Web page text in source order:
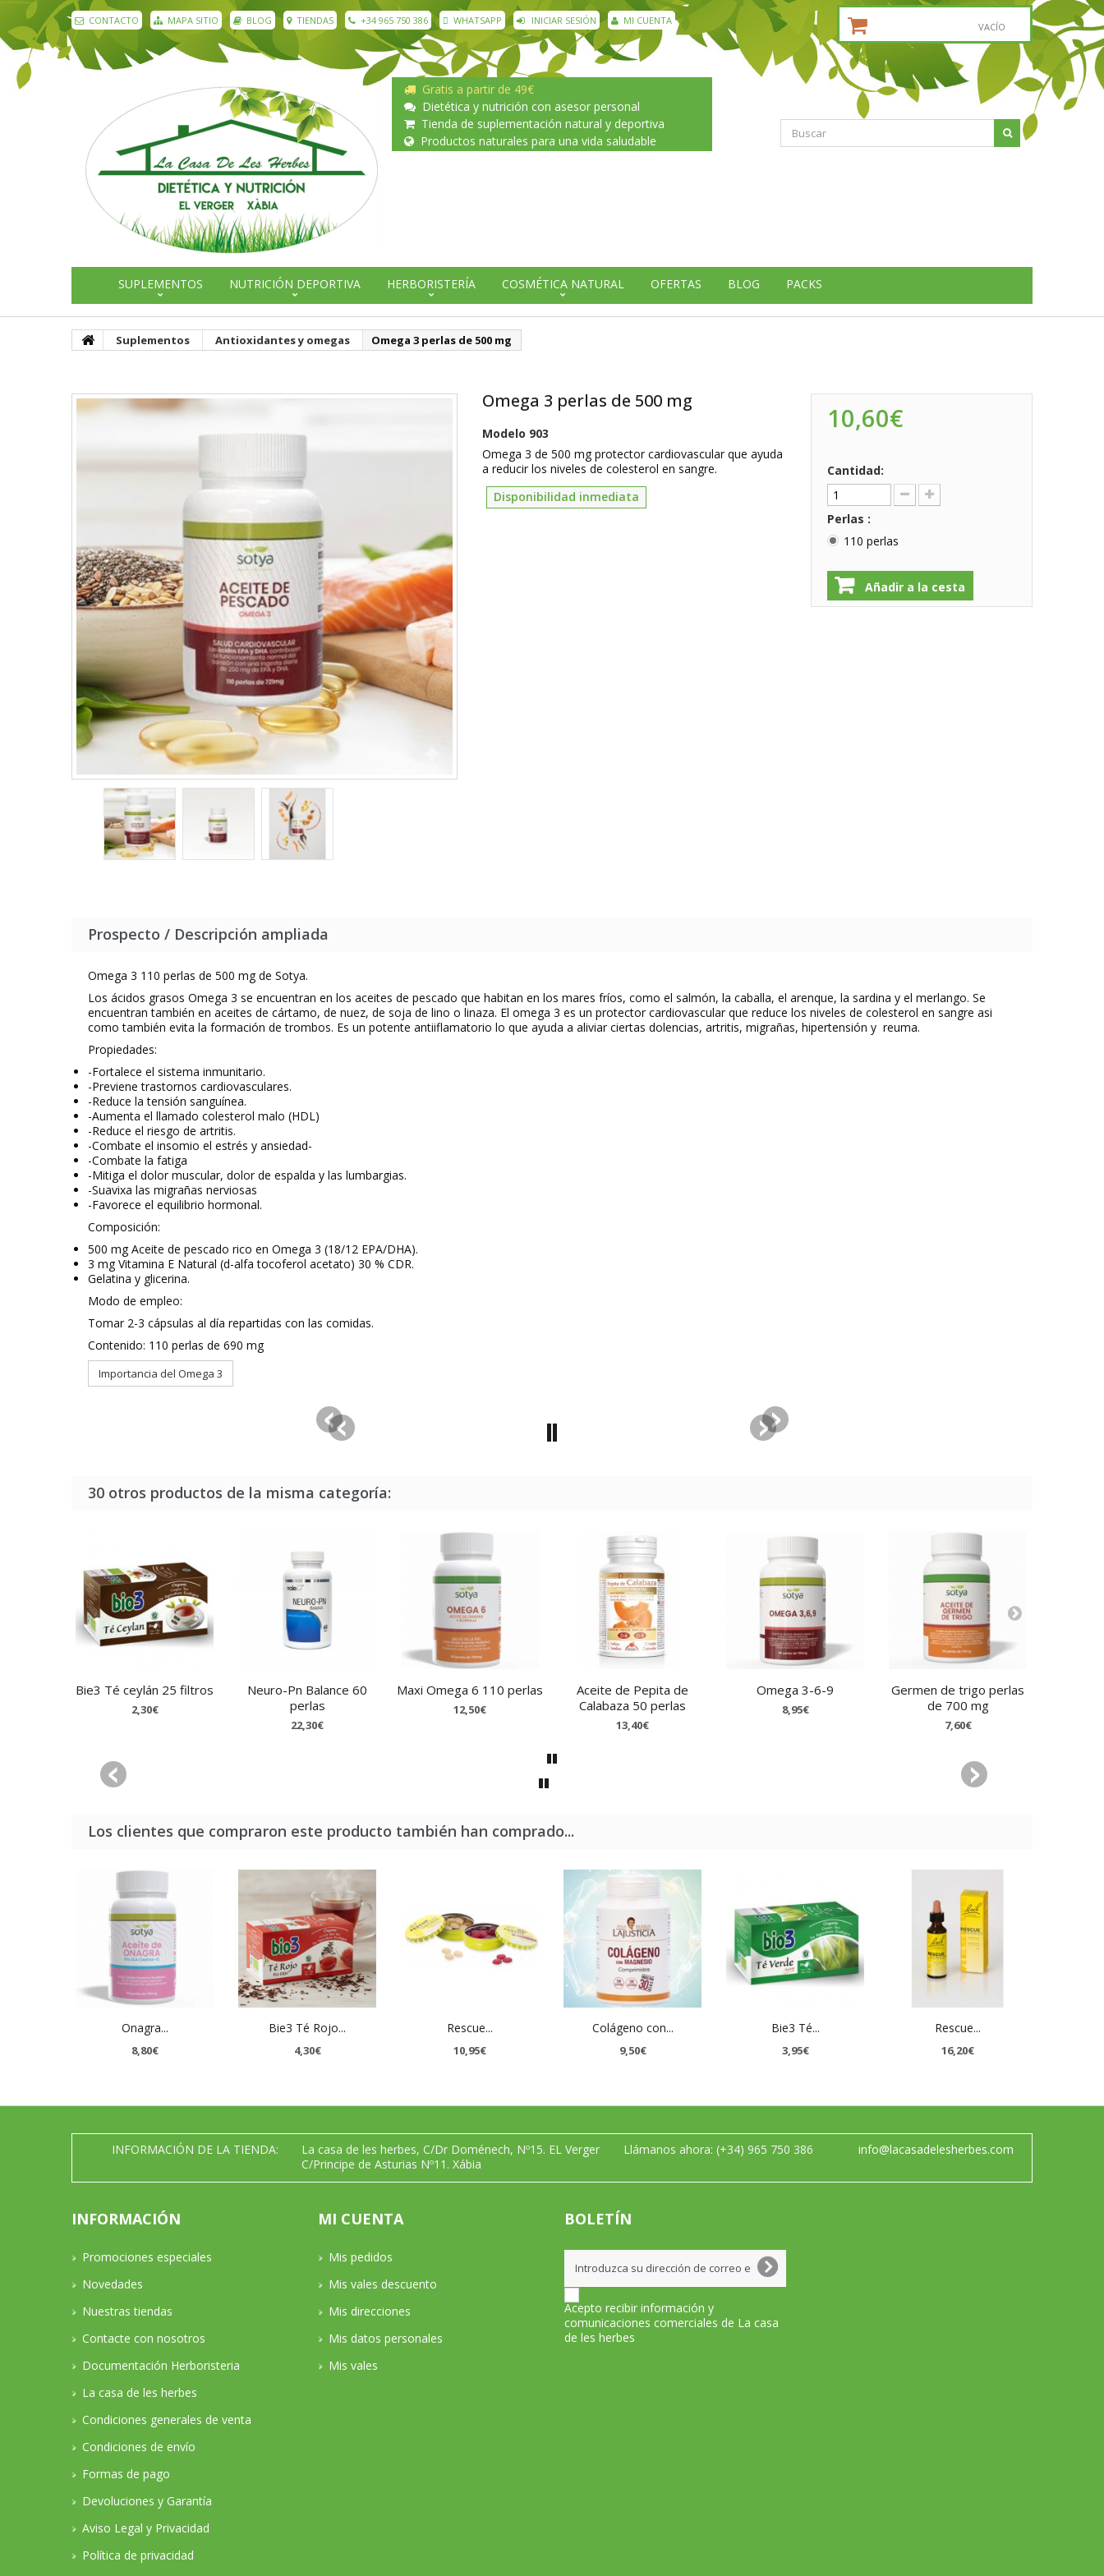
VACÍO
CONTACTO MAPA SITIO BLOG TIENDAS +34 965 750 386 WHATSAPP INICIAR SESIÓN MI CUENTA
Gratis a partir de 49€
Dietética y nutrición con asesor personal
Tienda de suplementación natural y deportiva
Productos naturales para una vida saludable
SUPLEMENTOS NUTRICIÓN DEPORTIVA HERBORISTERÍA COSMÉTICA NATURAL OFERTAS BLOG PACKS
Suplementos Antioxidantes y omegas Omega 3 perlas de 500 mg
Omega 3 perlas de 500 mg
Modelo 903
Omega 3 de 500 mg protector cardiovascular que ayuda
a reducir los niveles de colesterol en sangre.
Disponibilidad inmediata
10,60€
Cantidad:
Perlas :
110 perlas
Añadir a la cesta
Prospecto / Descripción ampliada
Omega 3 110 perlas de 500 mg de Sotya.
Los ácidos grasos Omega 3 se encuentran en los aceites de pescado que habitan en los mares fríos, como el salmón, la caballa, el arenque, la sardina y el merlango. Se
encuentran también en aceites de cártamo, de nuez, de soja de lino o linaza. El omega 3 es un protector cardiovascular que reduce los niveles de colesterol en sangre asi
como también evita la formación de trombos. Es un potente antiiflamatorio lo que ayuda a aliviar ciertas dolencias, artritis, migrañas, hipertensión y reuma.
Propiedades:
-Fortalece el sistema inmunitario.
-Previene trastornos cardiovasculares.
-Reduce la tensión sanguínea.
-Aumenta el llamado colesterol malo (HDL)
-Reduce el riesgo de artritis.
-Combate el insomio el estrés y ansiedad-
-Combate la fatiga
-Mitiga el dolor muscular, dolor de espalda y las lumbargias.
-Suavixa las migrañas nerviosas
-Favorece el equilibrio hormonal.
Composición:
500 mg Aceite de pescado rico en Omega 3 (18/12 EPA/DHA).
3 mg Vitamina E Natural (d-alfa tocoferol acetato) 30 % CDR.
Gelatina y glicerina.
Modo de empleo:
Tomar 2-3 cápsulas al día repartidas con las comidas.
Contenido: 110 perlas de 690 mg
Importancia del Omega 3
30 otros productos de la misma categoría:
Bie3 Té ceylán 25 filtros
2,30€
Neuro-Pn Balance 60
perlas
22,30€
Maxi Omega 6 110 perlas
12,50€
Aceite de Pepita de
Calabaza 50 perlas
13,40€
Omega 3-6-9
8,95€
Germen de trigo perlas
de 700 mg
7,60€
Los clientes que compraron este producto también han comprado...
Onagra...
8,80€
Bie3 Té Rojo...
4,30€
Rescue...
10,95€
Colágeno con...
9,50€
Bie3 Té...
3,95€
Rescue...
16,20€
INFORMACIÓN DE LA TIENDA:
La casa de les herbes, C/Dr Doménech, Nº15. EL Verger
C/Principe de Asturias Nº11. Xábia
Llámanos ahora: (+34) 965 750 386 info@lacasadelesherbes.com
INFORMACIÓN
Promociones especiales
Novedades
Nuestras tiendas
Contacte con nosotros
Documentación Herboristeria
La casa de les herbes
Condiciones generales de venta
Condiciones de envío
Formas de pago
Devoluciones y Garantía
Aviso Legal y Privacidad
Política de privacidad
MI CUENTA
Mis pedidos
Mis vales descuento
Mis direcciones
Mis datos personales
Mis vales
BOLETÍN
Acepto recibir información y
comunicaciones comerciales de La casa
de les herbes